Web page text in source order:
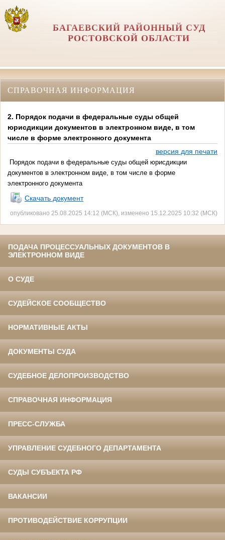
БАГАЕВСКИЙ РАЙОННЫЙ СУД
РОСТОВСКОЙ ОБЛАСТИ
СПРАВОЧНАЯ ИНФОРМАЦИЯ
2. Порядок подачи в федеральные суды общей
юрисдикции документов в электронном виде, в том
числе в форме электронного документа
версия для печати
Порядок подачи в федеральные суды общей юрисдикции
документов в электронном виде, в том числе в форме
электронного документа
Скачать документ
опубликовано 25.08.2025 14:12 (МСК), изменено 15.12.2025 10:32 (МСК)
ПОДАЧА ПРОЦЕССУАЛЬНЫХ ДОКУМЕНТОВ В
ЭЛЕКТРОННОМ ВИДЕ
О СУДЕ
СУДЕЙСКОЕ СООБЩЕСТВО
НОРМАТИВНЫЕ АКТЫ
ДОКУМЕНТЫ СУДА
СУДЕБНОЕ ДЕЛОПРОИЗВОДСТВО
СПРАВОЧНАЯ ИНФОРМАЦИЯ
ПРЕСС-СЛУЖБА
УПРАВЛЕНИЕ СУДЕБНОГО ДЕПАРТАМЕНТА
СУДЫ СУБЪЕКТА РФ
ВАКАНСИИ
ПРОТИВОДЕЙСТВИЕ КОРРУПЦИИ